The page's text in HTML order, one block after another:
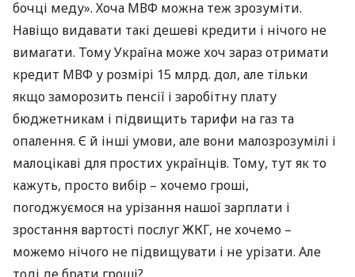
бочці меду». Хоча МВФ можна теж зрозуміти.
Навіщо видавати такі дешеві кредити і нічого не
вимагати. Тому Україна може хоч зараз отримати
кредит МВФ у розмірі 15 млрд. дол, але тільки
якщо заморозить пенсії і заробітну плату
бюджетникам і підвищить тарифи на газ та
опалення. Є й інші умови, але вони малозрозумілі і
малоцікаві для простих українців. Тому, тут як то
кажуть, просто вибір – хочемо гроші,
погоджуємося на урізання нашої зарплати і
зростання вартості послугЖКГ, не хочемо –
можемо нічого не підвищувати і не урізати. Але